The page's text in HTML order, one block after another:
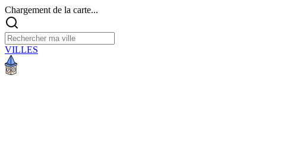
Chargement de la carte...
VILLES